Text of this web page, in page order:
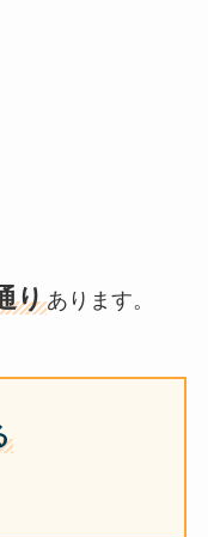
りあります。